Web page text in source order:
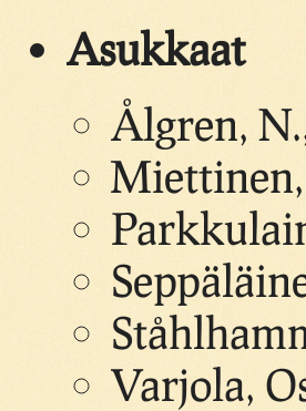
Asukkaat
Ålgren,
Varjola,